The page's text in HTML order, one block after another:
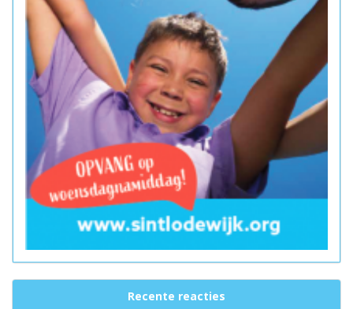
Recente reacties